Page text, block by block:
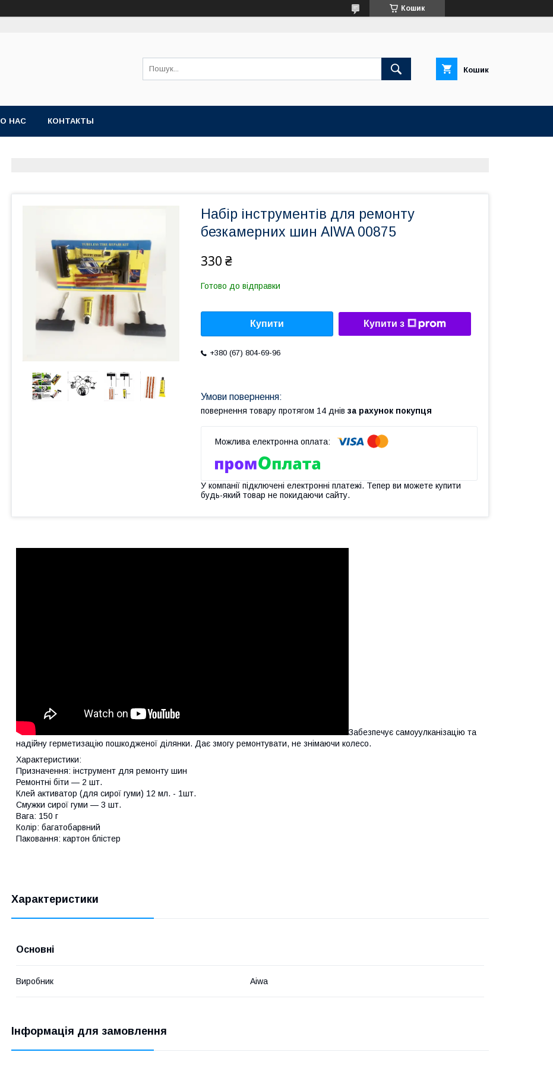
Кошик
Кошик
О НАС КОНТАКТЫ
Набір інструментів для ремонту
безкамерних шин AIWA 00875
330 ₴
Готово до відправки
Купити Купити з
+380 (67) 804-69-96
повернення товару протягом 14 днів за рахунок покупця
У компанії підключені електронні платежі. Тепер ви можете купити
будь-який товар не покидаючи сайту.
Забезпечує самоуулканізацію та
надійну герметизацію пошкодженої ділянки. Дає змогу ремонтувати, не знімаючи колесо.
Характеристики:
Призначення: інструмент для ремонту шин
Ремонтні біти — 2 шт.
Клей активатор (для сирої гуми) 12 мл. - 1шт.
Смужки сирої гуми — 3 шт.
Вага: 150 г
Колір: багатобарвний
Паковання: картон блістер
Характеристики
Основні
Виробник Aiwa
Інформація для замовлення